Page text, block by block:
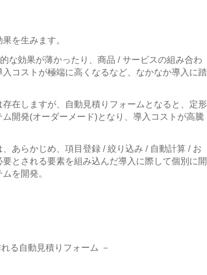
を生みます。
な効果が薄かったり、商品 / サービスの組み合わ
コストが極端に高くなるなど、なかなか導入に踏
在しますが、自動見積りフォームとなると、定形
開発(オーダーメード)となり、導入コストが高騰
あらかじめ、項目登録 / 絞り込み / 自動計算 / お
とされる要素を組み込んだ導入に際して個別に開
を開発。
る自動見積りフォーム －